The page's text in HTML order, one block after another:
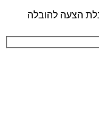
הצעה להובלה